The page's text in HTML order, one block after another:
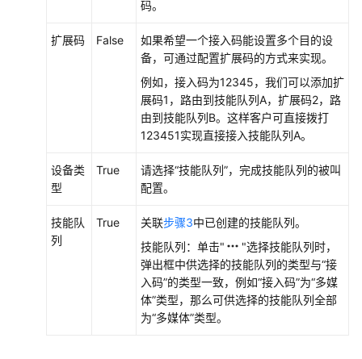
码。
扩展码 False
如果希望一个接入码能设置多个目的设
备，可通过配置扩展码的方式来实现。
例如，接入码为12345，我们可以添加扩
展码1，路由到技能队列A，扩展码2，路
由到技能队列B。这样客户可直接拨打
123451实现直接接入技能队列A。
设备类
型
True
请选择“技能队列”，完成技能队列的被叫
配置。
技能队
列
True 关联步骤3中已创建的技能队列。
技能队列：单击"
"选择技能队列时，
弹出框中供选择的技能队列的类型与“接
入码”的类型一致，例如“接入码”为“多媒
体”类型，那么可供选择的技能队列全部
为“多媒体”类型。